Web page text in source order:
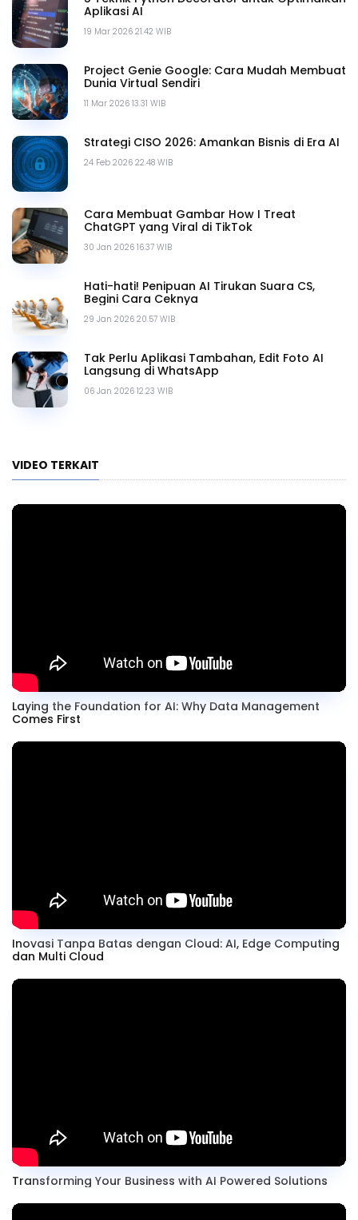
19 Mar 2026 21.42 WIB
Aplikasi AI
11 Mar 2026 13.31 WIB
Project Genie Google: Cara Mudah Membuat
Dunia Virtual Sendiri
24 Feb 2026 22.48 WIB
Strategi CISO 2026: Amankan Bisnis di Era AI
30 Jan 2026 16.37 WIB
Cara Membuat Gambar How I Treat
ChatGPT yang Viral di TikTok
29 Jan 2026 20.57 WIB
Hati-hati! Penipuan AI Tirukan Suara CS,
Begini Cara Ceknya
06 Jan 2026 12.23 WIB
Tak Perlu Aplikasi Tambahan, Edit Foto AI
Langsung di WhatsApp
VIDEO TERKAIT
Laying the Foundation for AI: Why Data Management
Comes First
Inovasi Tanpa Batas dengan Cloud: AI, Edge Computing
dan Multi Cloud
Transforming Your Business with AI Powered Solutions